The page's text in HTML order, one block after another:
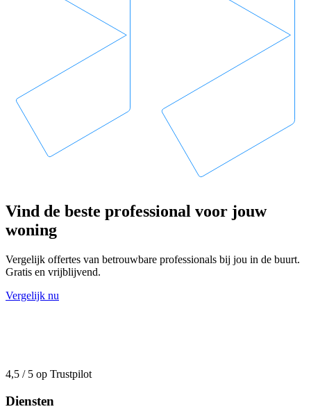
Vind de beste professional voor jouw
woning
Vergelijk offertes van betrouwbare professionals bij jou in de buurt.
Gratis en vrijblijvend.
Vergelijk nu
4,5 / 5 op Trustpilot
Diensten